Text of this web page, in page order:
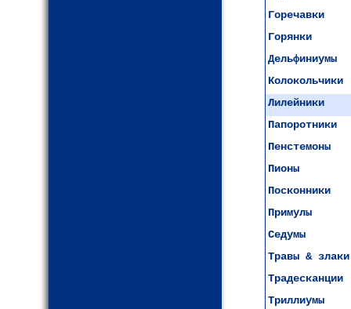
Горечавки
Горянки
Дельфиниумы
Колокольчики
Лилейники
Папоротники
Пенстемоны
Пионы
Посконники
Примулы
Седумы
Травы & злаки
Традесканции
Триллиумы